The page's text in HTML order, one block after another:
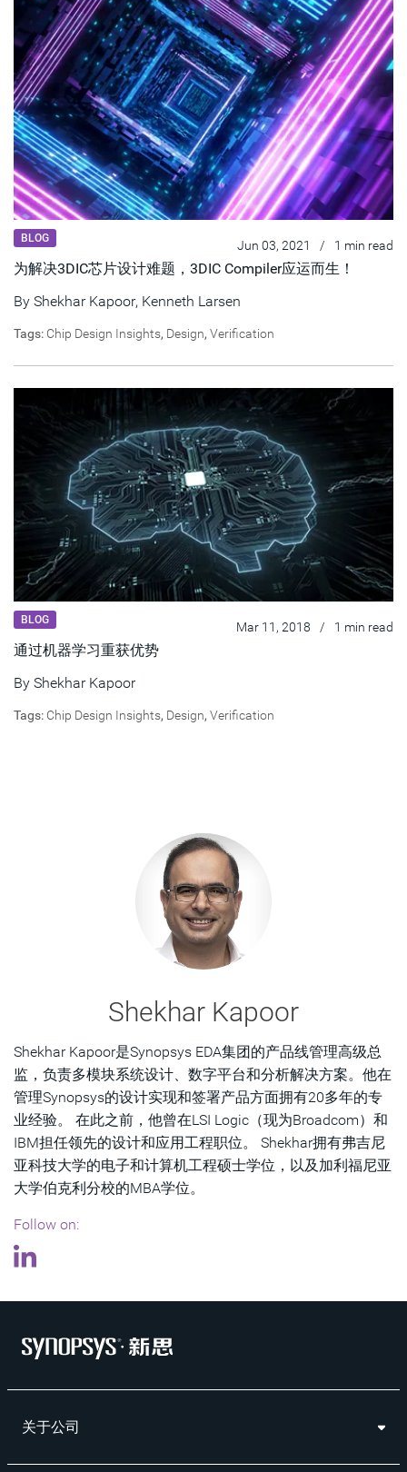
BLOG Jun 03, 2021 / 1 min read
为解决3DIC芯片设计难题，3DIC Compiler应运而生！
By Shekhar Kapoor, Kenneth Larsen
Tags: Chip Design Insights, Design, Verification
BLOG Mar 11, 2018 / 1 min read
通过机器学习重获优势
By Shekhar Kapoor
Tags: Chip Design Insights, Design, Verification
Shekhar Kapoor
Shekhar Kapoor是Synopsys EDA集团的产品线管理高级总
监，负责多模块系统设计、数字平台和分析解决方案。他在
管理Synopsys的设计实现和签署产品方面拥有20多年的专
业经验。 在此之前，他曾在LSI Logic（现为Broadcom）和
IBM担任领先的设计和应用工程职位。 Shekhar拥有弗吉尼
亚科技大学的电子和计算机工程硕士学位，以及加利福尼亚
大学伯克利分校的MBA学位。
Follow on:
关于公司